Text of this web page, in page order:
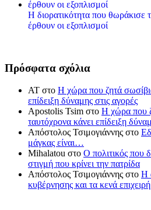
Η διορατικότητα που θωράκισε
έρθουν οι εξοπλισμοί
Πρόσφατα σχόλια
ΑΤ στο Η χώρα που ζητά
επίδειξη δύναμης στις αγορές
Apostolis Tsim στο Η χώρα που
ταυτόχρονα κάνει επίδειξη
Απόστολος Τσιμογιάννης στο
μάγκας είναι…
Mihalatou στο Ο πολιτικός που
στιγμή που κρίνει την πατρίδα
Απόστολος Τσιμογιάννης στο Η
κυβέρνησης και τα κενά